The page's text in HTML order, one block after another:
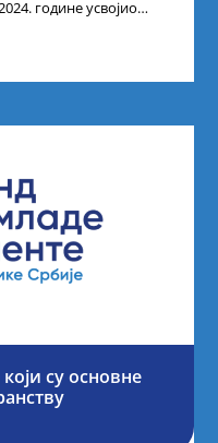
године усвојио
су основне